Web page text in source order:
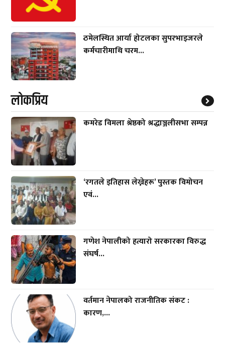
ठमेलस्थित आर्या होटलका सुपरभाइजरले
कर्मचारीमाथि चरम...
लाेकप्रिय
कमरेड विमला श्रेष्ठको श्रद्धाञ्जलीसभा सम्पन्न
‘रगतले इतिहास लेख्नेहरू’ पुस्तक विमोचन
एवं...
गणेश नेपालीको हत्यारो सरकारका विरुद्ध
संघर्ष...
वर्तमान नेपालको राजनीतिक संकट :
कारण,...